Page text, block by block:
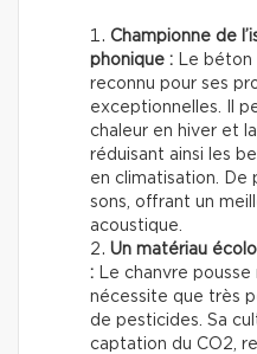
Championne de
phonique :
Le
reconnu pour ses
exceptionnelles. Il
chaleur en hiver et
réduisant ainsi les
en climatisation. De
sons, offrant un
acoustique.
Un matériau
:
Le chanvre
nécessite que très
de pesticides. Sa
captation du CO2,